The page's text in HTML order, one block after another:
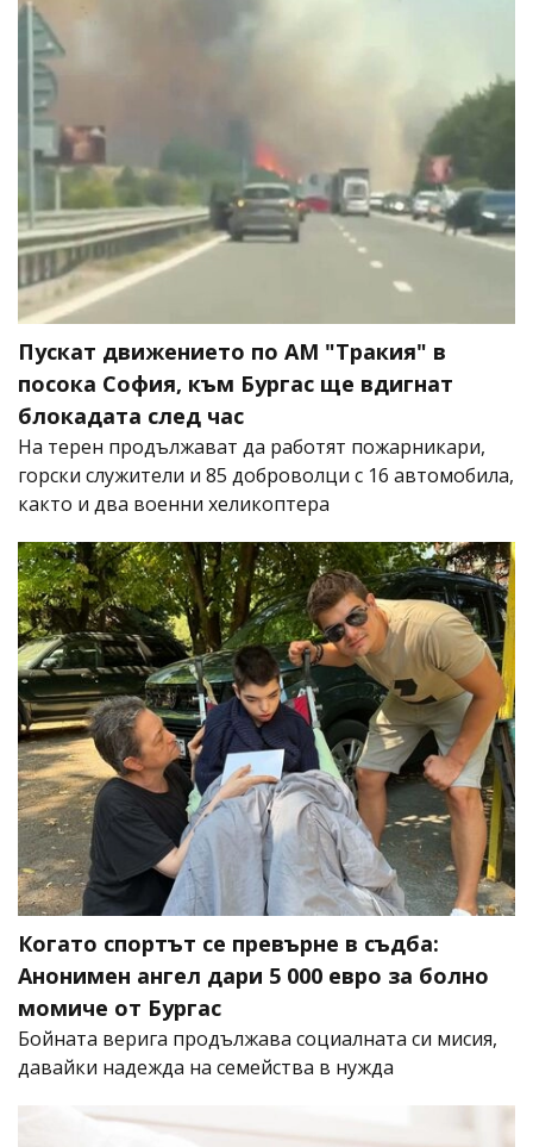
Пускат движението по АМ "Тракия" в
посока София, към Бургас ще вдигнат
блокадата след час
На терен продължават да работят пожарникари,
горски служители и 85 доброволци с 16 автомобила,
както и два военни хеликоптера
Когато спортът се превърне в съдба:
Анонимен ангел дари 5 000 евро за болно
момиче от Бургас
Бойната верига продължава социалната си мисия,
давайки надежда на семейства в нужда